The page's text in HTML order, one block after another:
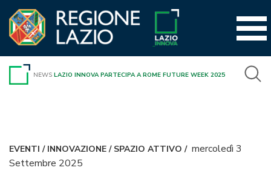
contenuto
NEWS LAZIO INNOVA PARTECIPA A ROME FUTURE WEEK 2025
EVENTI / INNOVAZIONE/ SPAZIO ATTIVO / mercoledì 3
Settembre 2025